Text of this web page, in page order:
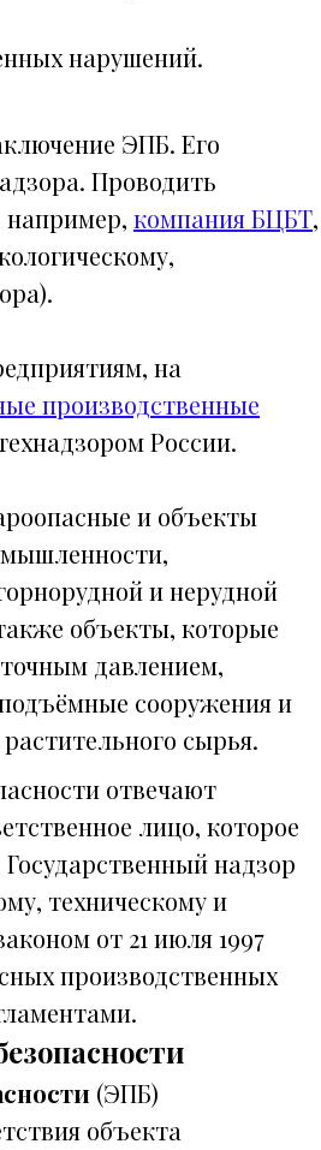
нарушений.
ЭПБ. Его
Проводить
например, компания БЦБТ,
на
производственные
России.
и объекты
и нерудной
объекты, которые
давлением,
сооружения и
сырья.
отвечают
лицо, которое
надзор
техническому и
от 21 июля 1997
производственных
(ЭПБ)
объекта